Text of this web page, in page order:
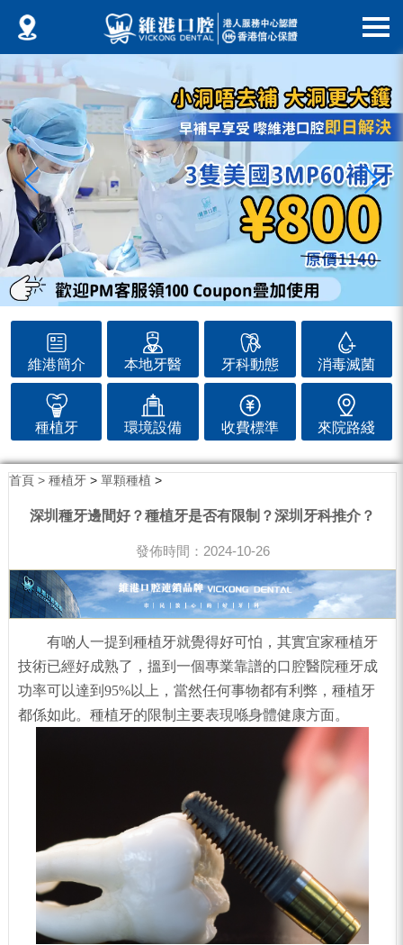
維港簡介 本地牙醫 牙科動態 消毒滅菌
種植牙 環境設備 收費標準 來院路綫
首頁 > 種植牙> 單顆種植 >
深圳種牙邊間好？種植牙是否有限制？深圳牙科推介？
發佈時間：2024-10-26
有啲人一提到種植牙就覺得好可怕，其實宜家種植牙
技術已經好成熟了，搵到一個專業靠譜的口腔醫院種牙成
功率可以達到95%以上，當然任何事物都有利弊，種植牙
都係如此。種植牙的限制主要表現喺身體健康方面。